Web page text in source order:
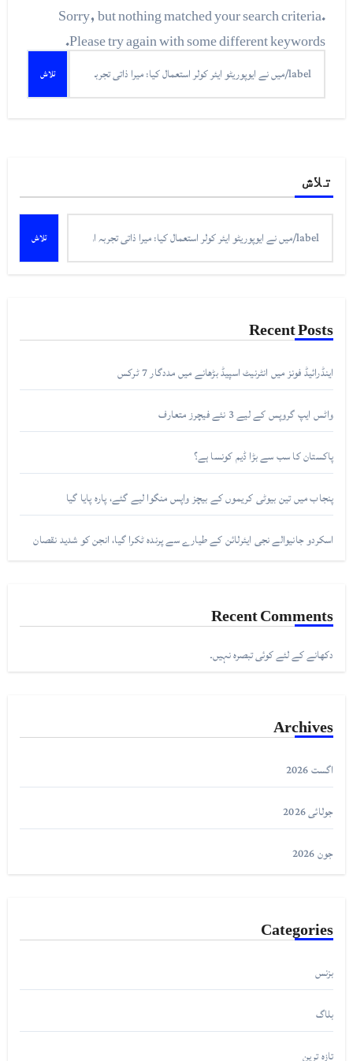
Sorry, but nothing matched your search criteria.
Please try again with some different keywords.
تلاش
تلاش
Recent Posts
اینڈرائیڈ فونز میں انٹرنیٹ اسپیڈ بڑھانے میں مددگار 7 ٹرکس
واٹس ایپ گروپس کے لیے 3 نئے فیچرز متعارف
پاکستان کا سب سے بڑا ڈیم کونسا ہے؟
پنجاب میں تین بیوٹی کریموں کے بیچز واپس منگوا لیے گئے، پارہ پایا گیا
اسکردو جانیوالے نجی ایئرلائن کے طیارے سے پرندہ ٹکرا گیا، انجن کو شدید نقصان
Recent Comments
دکھانے کے لئے کوئی تبصرہ نہیں۔
Archives
اگست 2026
جولائی 2026
جون 2026
Categories
بزنس
بلاگ
تازہ ترین